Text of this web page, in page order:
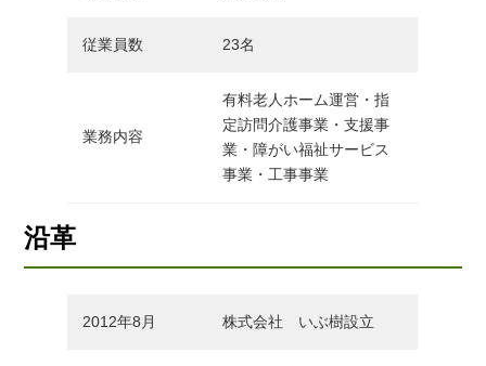
従業員数 23名
業務内容
有料老人ホーム運営・指
定訪問介護事業・支援事
業・障がい福祉サービス
事業・工事事業
沿革
2012年8月 株式会社 いぶ樹設立